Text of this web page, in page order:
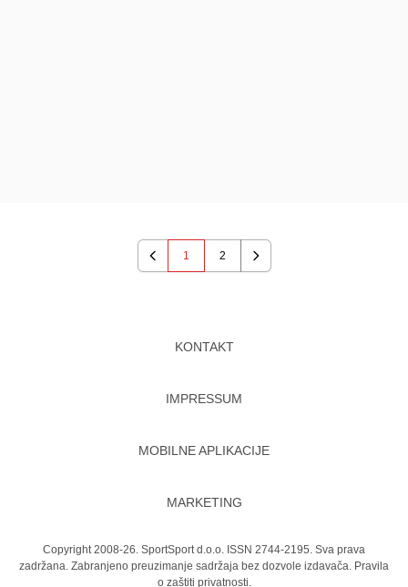
Previous
1 2
Next
KONTAKT
IMPRESSUM
MOBILNE APLIKACIJE
MARKETING
Copyright 2008-26. SportSport d.o.o. ISSN 2744-2195. Sva prava
zadržana. Zabranjeno preuzimanje sadržaja bez dozvole izdavača. Pravila
o zaštiti privatnosti.